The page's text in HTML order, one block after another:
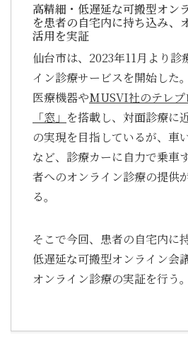
高精細・低遅延な可搬型オン
を患者の自宅内に持ち込み、
活用を実証
仙台市は、2023年11月より診
イン診療サービスを開始した
医療機器やMUSVI社のテレプ
「窓」 を搭載し、対面診療に
の実現を目指しているが、車
など、診療カーに自力で乗車
者へのオンライン診療の提供
る。
そこで今回、患者の自宅内に
低遅延な可搬型オンライン会
オンライン診療の実証を行う。